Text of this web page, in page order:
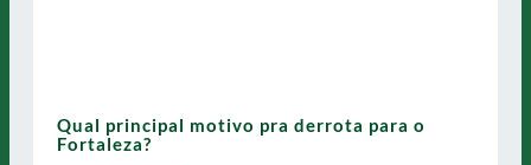
Qual principal motivo pra derrota para o
Fortaleza?